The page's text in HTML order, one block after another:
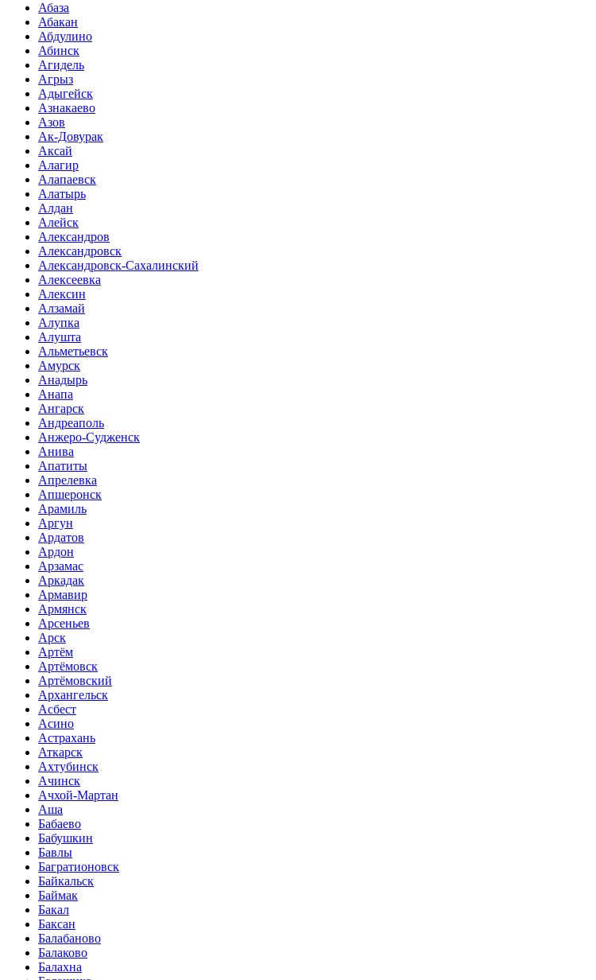
Абаза
Абакан
Абдулино
Абинск
Агидель
Агрыз
Адыгейск
Азнакаево
Азов
Ак-Довурак
Аксай
Алагир
Алапаевск
Алатырь
Алдан
Алейск
Александров
Александровск
Александровск-Сахалинский
Алексеевка
Алексин
Алзамай
Алупка
Алушта
Альметьевск
Амурск
Анадырь
Анапа
Ангарск
Андреаполь
Анжеро-Судженск
Анива
Апатиты
Апрелевка
Апшеронск
Арамиль
Аргун
Ардатов
Ардон
Арзамас
Аркадак
Армавир
Армянск
Арсеньев
Арск
Артём
Артёмовск
Артёмовский
Архангельск
Асбест
Асино
Астрахань
Аткарск
Ахтубинск
Ачинск
Ачхой-Мартан
Аша
Бабаево
Бабушкин
Бавлы
Багратионовск
Байкальск
Баймак
Бакал
Баксан
Балабаново
Балаково
Балахна